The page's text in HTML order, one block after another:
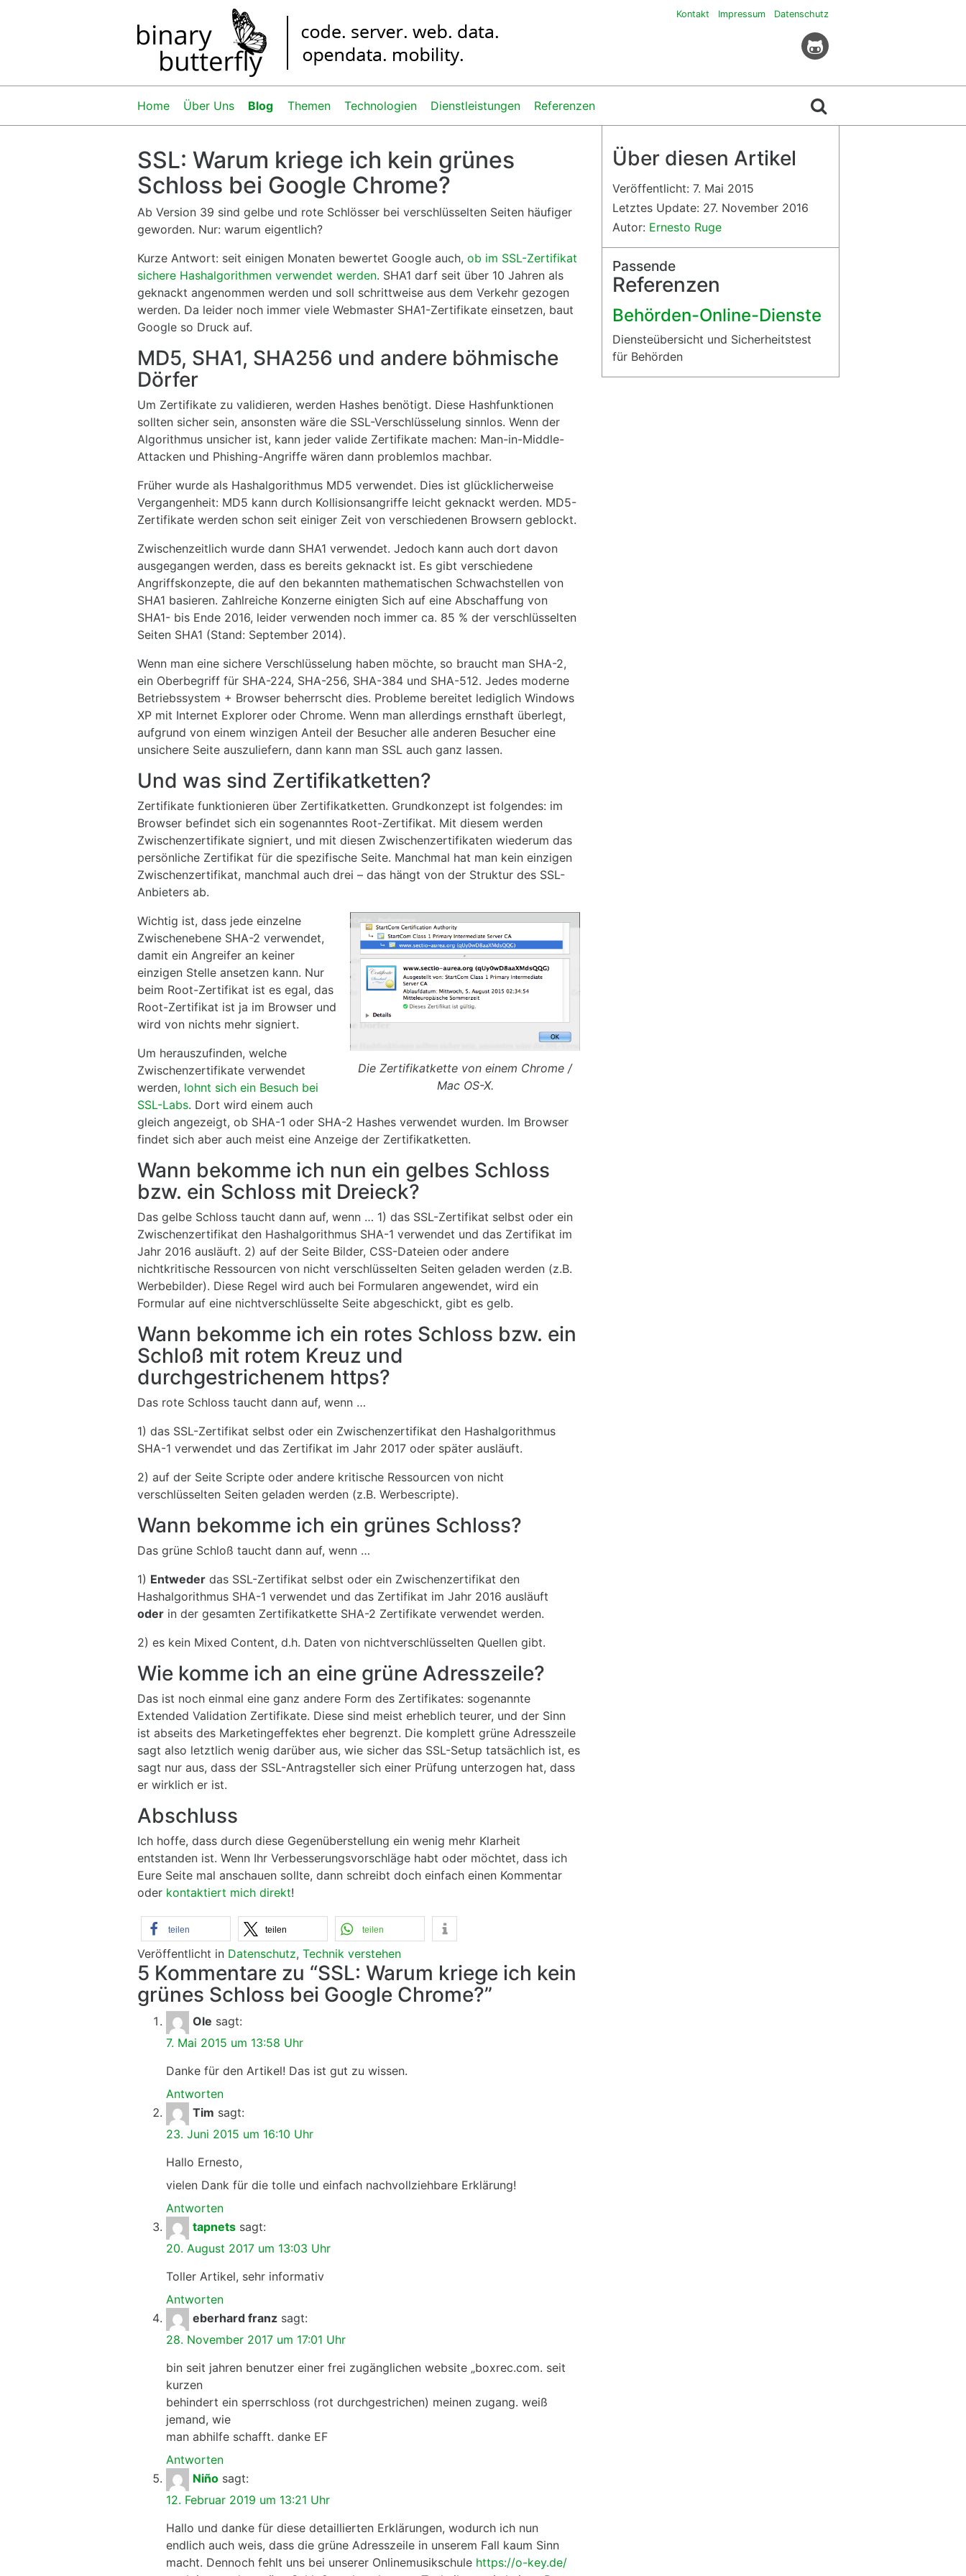
Kontakt Impressum Datenschutz
Home Über Uns Blog Themen Technologien Dienstleistungen Referenzen
SSL: Warum kriege ich kein grünes
Schloss bei Google Chrome?
Ab Version 39 sind gelbe und rote Schlösser bei verschlüsselten Seiten häufiger
geworden. Nur: warum eigentlich?
Kurze Antwort: seit einigen Monaten bewertet Google auch, ob im SSL-Zertifikat
sichere Hashalgorithmen verwendet werden. SHA1 darf seit über 10 Jahren als
geknackt angenommen werden und soll schrittweise aus dem Verkehr gezogen
werden. Da leider noch immer viele Webmaster SHA1-Zertifikate einsetzen, baut
Google so Druck auf.
MD5, SHA1, SHA256 und andere böhmische
Dörfer
Um Zertifikate zu validieren, werden Hashes benötigt. Diese Hashfunktionen
sollten sicher sein, ansonsten wäre die SSL-Verschlüsselung sinnlos. Wenn der
Algorithmus unsicher ist, kann jeder valide Zertifikate machen: Man-in-Middle-
Attacken und Phishing-Angriffe wären dann problemlos machbar.
Früher wurde als Hashalgorithmus MD5 verwendet. Dies ist glücklicherweise
Vergangenheit: MD5 kann durch Kollisionsangriffe leicht geknackt werden. MD5-
Zertifikate werden schon seit einiger Zeit von verschiedenen Browsern geblockt.
Zwischenzeitlich wurde dann SHA1 verwendet. Jedoch kann auch dort davon
ausgegangen werden, dass es bereits geknackt ist. Es gibt verschiedene
Angriffskonzepte, die auf den bekannten mathematischen Schwachstellen von
SHA1 basieren. Zahlreiche Konzerne einigten Sich auf eine Abschaffung von
SHA1- bis Ende 2016, leider verwenden noch immer ca. 85 % der verschlüsselten
Seiten SHA1 (Stand: September 2014).
Wenn man eine sichere Verschlüsselung haben möchte, so braucht man SHA-2,
ein Oberbegriff für SHA-224, SHA-256, SHA-384 und SHA-512. Jedes moderne
Betriebssystem + Browser beherrscht dies. Probleme bereitet lediglich Windows
XP mit Internet Explorer oder Chrome. Wenn man allerdings ernsthaft überlegt,
aufgrund von einem winzigen Anteil der Besucher alle anderen Besucher eine
unsichere Seite auszuliefern, dann kann man SSL auch ganz lassen.
Und was sind Zertifikatketten?
Zertifikate funktionieren über Zertifikatketten. Grundkonzept ist folgendes: im
Browser befindet sich ein sogenanntes Root-Zertifikat. Mit diesem werden
Zwischenzertifikate signiert, und mit diesen Zwischenzertifikaten wiederum das
persönliche Zertifikat für die spezifische Seite. Manchmal hat man kein einzigen
Zwischenzertifikat, manchmal auch drei – das hängt von der Struktur des SSL-
Anbieters ab.
Die Zertifikatkette von einem Chrome /
Mac OS-X.
Wichtig ist, dass jede einzelne
Zwischenebene SHA-2 verwendet,
damit ein Angreifer an keiner
einzigen Stelle ansetzen kann. Nur
beim Root-Zertifikat ist es egal, das
Root-Zertifikat ist ja im Browser und
wird von nichts mehr signiert.
Um herauszufinden, welche
Zwischenzertifikate verwendet
werden, lohnt sich ein Besuch bei
SSL-Labs. Dort wird einem auch
gleich angezeigt, ob SHA-1 oder SHA-2 Hashes verwendet wurden. Im Browser
findet sich aber auch meist eine Anzeige der Zertifikatketten.
Wann bekomme ich nun ein gelbes Schloss
bzw. ein Schloss mit Dreieck?
Das gelbe Schloss taucht dann auf, wenn … 1) das SSL-Zertifikat selbst oder ein
Zwischenzertifikat den Hashalgorithmus SHA-1 verwendet und das Zertifikat im
Jahr 2016 ausläuft. 2) auf der Seite Bilder, CSS-Dateien oder andere
nichtkritische Ressourcen von nicht verschlüsselten Seiten geladen werden (z.B.
Werbebilder). Diese Regel wird auch bei Formularen angewendet, wird ein
Formular auf eine nichtverschlüsselte Seite abgeschickt, gibt es gelb.
Wann bekomme ich ein rotes Schloss bzw. ein
Schloß mit rotem Kreuz und
durchgestrichenem https?
Das rote Schloss taucht dann auf, wenn …
1) das SSL-Zertifikat selbst oder ein Zwischenzertifikat den Hashalgorithmus
SHA-1 verwendet und das Zertifikat im Jahr 2017 oder später ausläuft.
2) auf der Seite Scripte oder andere kritische Ressourcen von nicht
verschlüsselten Seiten geladen werden (z.B. Werbescripte).
Wann bekomme ich ein grünes Schloss?
Das grüne Schloß taucht dann auf, wenn …
1) Entweder das SSL-Zertifikat selbst oder ein Zwischenzertifikat den
Hashalgorithmus SHA-1 verwendet und das Zertifikat im Jahr 2016 ausläuft
oder in der gesamten Zertifikatkette SHA-2 Zertifikate verwendet werden.
2) es kein Mixed Content, d.h. Daten von nichtverschlüsselten Quellen gibt.
Wie komme ich an eine grüne Adresszeile?
Das ist noch einmal eine ganz andere Form des Zertifikates: sogenannte
Extended Validation Zertifikate. Diese sind meist erheblich teurer, und der Sinn
ist abseits des Marketingeffektes eher begrenzt. Die komplett grüne Adresszeile
sagt also letztlich wenig darüber aus, wie sicher das SSL-Setup tatsächlich ist, es
sagt nur aus, dass der SSL-Antragsteller sich einer Prüfung unterzogen hat, dass
er wirklich er ist.
Abschluss
Ich hoffe, dass durch diese Gegenüberstellung ein wenig mehr Klarheit
entstanden ist. Wenn Ihr Verbesserungsvorschläge habt oder möchtet, dass ich
Eure Seite mal anschauen sollte, dann schreibt doch einfach einen Kommentar
oder kontaktiert mich direkt!
teilen teilen teilen
Veröffentlicht in Datenschutz, Technik verstehen
5 Kommentare zu “SSL: Warum kriege ich kein
grünes Schloss bei Google Chrome?”
Ole sagt:
7. Mai 2015 um 13:58 Uhr
Danke für den Artikel! Das ist gut zu wissen.
Antworten
Tim sagt:
23. Juni 2015 um 16:10 Uhr
Hallo Ernesto,
vielen Dank für die tolle und einfach nachvollziehbare Erklärung!
Antworten
tapnets sagt:
20. August 2017 um 13:03 Uhr
Toller Artikel, sehr informativ
Antworten
eberhard franz sagt:
28. November 2017 um 17:01 Uhr
bin seit jahren benutzer einer frei zugänglichen website „boxrec.com. seit
kurzen
behindert ein sperrschloss (rot durchgestrichen) meinen zugang. weiß
jemand, wie
man abhilfe schafft. danke EF
Antworten
Niño sagt:
12. Februar 2019 um 13:21 Uhr
Hallo und danke für diese detaillierten Erklärungen, wodurch ich nun
endlich auch weis, dass die grüne Adresszeile in unserem Fall kaum Sinn
macht. Dennoch fehlt uns bei unserer Onlinemusikschule https://o-key.de/
Über diesen Artikel
Veröffentlicht:7. Mai 2015
Letztes Update: 27. November 2016
Autor: Ernesto Ruge
Passende
Referenzen
Behörden-Online-Dienste
Diensteübersicht und Sicherheitstest
für Behörden